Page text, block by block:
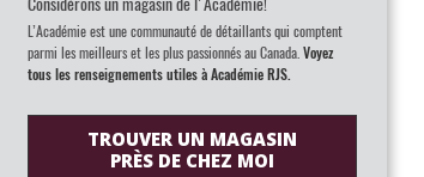
L’Académie est une communauté de détaillants qui comptent
parmi les meilleurs et les plus passionnés au Canada. Voyez
tous les renseignements utiles à Académie RJS.
TROUVER UN MAGASIN
PRÈS DE CHEZ MOI